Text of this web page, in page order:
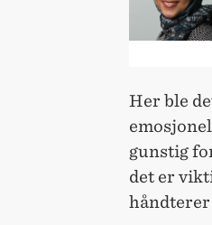
Her ble
gunstig
det er